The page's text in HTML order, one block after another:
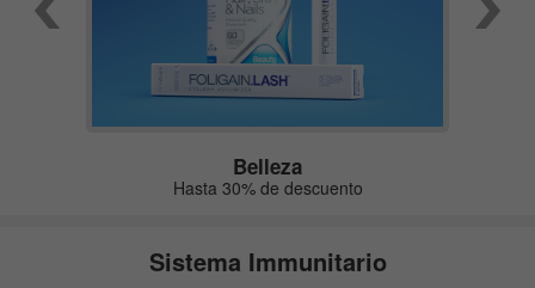
Belleza
Hasta 30% de descuento
Sistema Immunitario